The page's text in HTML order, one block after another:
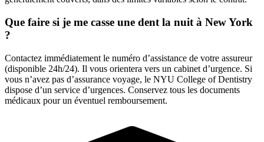
Que faire si je me casse une dent la nuit à New York
?
Contactez immédiatement le numéro d’assistance de votre assureur
(disponible 24h/24). Il vous orientera vers un cabinet d’urgence. Si
vous n’avez pas d’assurance voyage, le NYU College of Dentistry
dispose d’un service d’urgences. Conservez tous les documents
médicaux pour un éventuel remboursement.